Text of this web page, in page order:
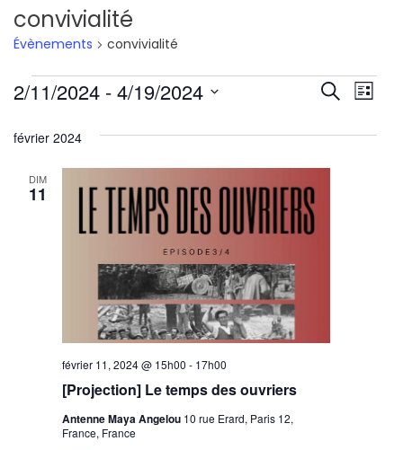
convivialité
Évènements convivialité
Évènements
et
Recherche
Liste
2/11/2024 - 4/19/2024
une
février 2024
DIM
11
[Projection] Le temps des ouvriers
février 11, 2024 @ 15h00 - 17h00
Antenne Maya Angelou 10 rue Erard, Paris 12,
France, France